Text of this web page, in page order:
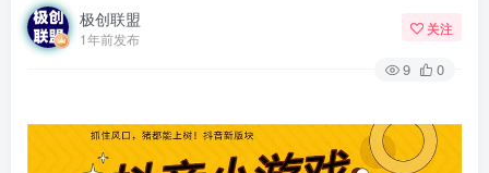
极创联盟
1年前发布
关注
9 0